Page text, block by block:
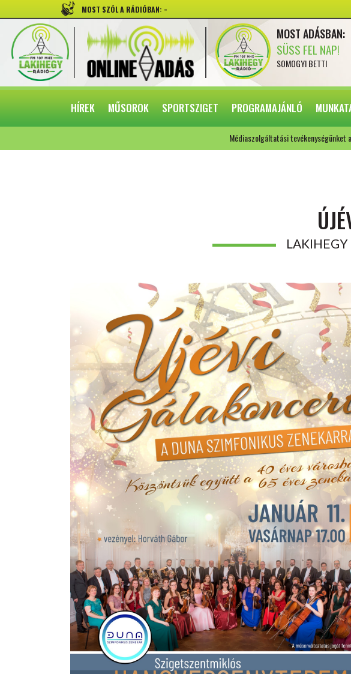
MOST SZÓL A RÁDIÓBAN: -
MOST ADÁSBAN:
SÜSS FEL NAP!
SOMOGYI BETTI
HÍREK MŰSOROK SPORTSZIGET PROGRAMAJÁNLÓ
Médiaszolgáltatási tevékenységünket